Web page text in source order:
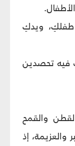
ويدكِ
فيه تحصدين
والقمح
إذ